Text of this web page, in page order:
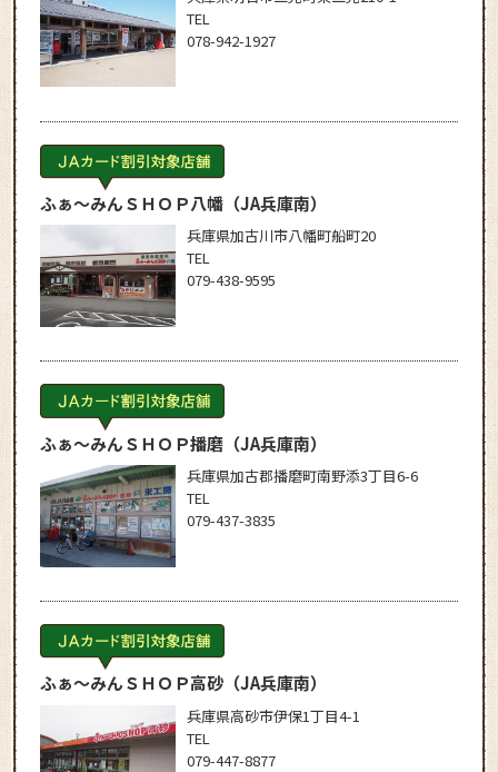
TEL
078-942-1927
ふぁ～みんＳＨＯＰ八幡（JA兵庫南）
兵庫県加古川市八幡町船町20
TEL
079-438-9595
ふぁ～みんＳＨＯＰ播磨（JA兵庫南）
兵庫県加古郡播磨町南野添3丁目6-6
TEL
079-437-3835
ふぁ～みんＳＨＯＰ高砂（JA兵庫南）
兵庫県高砂市伊保1丁目4-1
TEL
079-447-8877